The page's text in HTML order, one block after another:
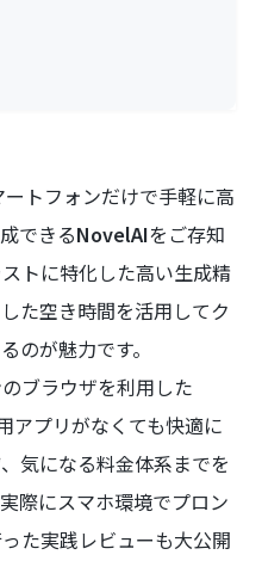
トフォンだけで手軽に高
できるNovelAIをご存知
トに特化した高い生成精
た空き時間を活用してク
のが魅力です。
ブラウザを利用した
アプリがなくても快適に
気になる料金体系までを
際にスマホ環境でプロン
た実践レビューも大公開